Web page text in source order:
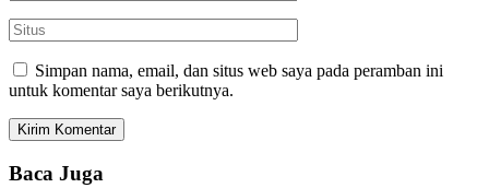
Simpan nama, email, dan situs web saya pada peramban ini
untuk komentar saya berikutnya.
Baca Juga